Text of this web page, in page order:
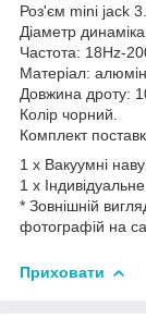
Роз'єм mini jack
Діаметр
Частота: 18Hz-
Матеріал:
Довжина дроту:
Колір чорний.
Комплект
1 х Вакуумні
1 х
* Зовнішній
фотографій на
Приховати